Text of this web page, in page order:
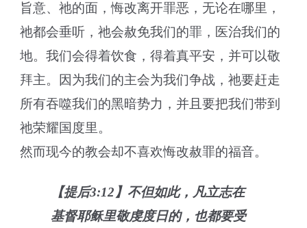
旨意、祂的面，悔改离开罪恶，无论在哪里，
祂都会垂听，祂会赦免我们的罪，医治我们的
地。我们会得着饮食，得着真平安，并可以敬
拜主。因为我们的主会为我们争战，祂要赶走
所有吞噬我们的黑暗势力，并且要把我们带到
祂荣耀国度里。
然而现今的教会却不喜欢悔改赦罪的福音。
【提后3:12】不但如此，凡立志在
基督耶稣里敬虔度日的，也都要受